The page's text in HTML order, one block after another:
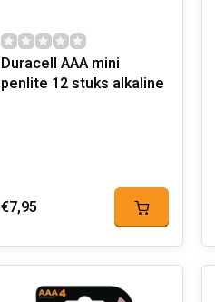
Duracell AAA mini
penlite 12 stuks alkaline
€7,95